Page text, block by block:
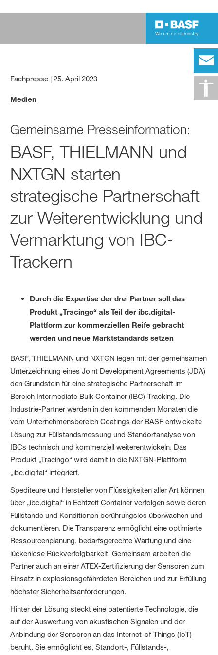
Fachpresse |25. April 2023
Medien
Gemeinsame Presseinformation:
BASF, THIELMANN und
NXTGN starten
strategische Partner­­schaft
zur Weiter­ent­wicklung und
Ver­marktung von IBC-
Trackern
Durch die Expertise der drei Partner soll das
Produkt „Tracingo“ als Teil der ibc.digital-
Plattform zur kommerziellen Reife gebracht
werden und neue Marktstandards setzen
BASF, THIELMANN und NXTGN legen mit der gemeinsamen
Unterzeichnung eines Joint Development Agreements (JDA)
den Grundstein für eine strategische Partnerschaft im
Bereich Intermediate Bulk Container (IBC)-Tracking. Die
Industrie-Partner werden in den kommenden Monaten die
vom Unternehmensbereich Coatings der BASF entwickelte
Lösung zur Füllstandsmessung und Standortanalyse von
IBCs technisch und kommerziell weiterentwickeln. Das
Produkt „Tracingo“ wird damit in die NXTGN-Plattform
„ibc.digital“ integriert.
Spediteure und Hersteller von Flüssigkeiten aller Art können
über „ibc.digital“ in Echtzeit Container verfolgen sowie deren
Füllstande und Konditionen berührungslos überwachen und
dokumentieren. Die Transparenz ermöglicht eine optimierte
Ressourcenplanung, bedarfsgerechte Wartung und eine
lückenlose Rückverfolgbarkeit. Gemeinsam arbeiten die
Partner auch an einer ATEX-Zertifizierung der Sensoren zum
Einsatz in explosionsgefährdeten Bereichen und zur Erfüllung
höchster Sicherheitsanforderungen.
Hinter der Lösung steckt eine patentierte Technologie, die
auf der Auswertung von akustischen Signalen und der
Anbindung der Sensoren an das Internet-of-Things (IoT)
beruht. Sie ermöglicht es, Standort-, Füllstands-,